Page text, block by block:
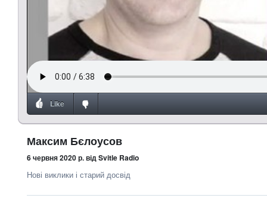
Like
Максим Бєлоусов
6 червня 2020 р.від Svitle Radio
Нові виклики і старий досвід